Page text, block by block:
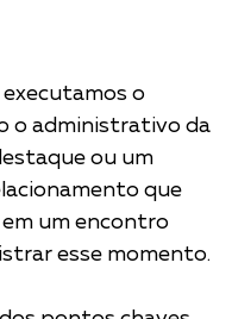
o
o administrativo da
ou um
que
um encontro
esse momento.